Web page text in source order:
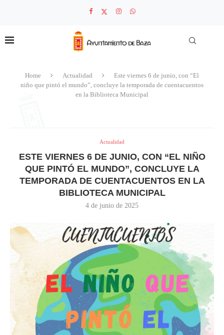
Home Actualidad
Este viernes 6 de junio, con “El
niño que pintó el mundo”, concluye la temporada de cuentacuentos
en la Biblioteca Municipal
Actualidad
ESTE VIERNES 6 DE JUNIO, CON “EL NIÑO
QUE PINTÓ EL MUNDO”, CONCLUYE LA
TEMPORADA DE CUENTACUENTOS EN LA
BIBLIOTECA MUNICIPAL
4 de junio de 2025